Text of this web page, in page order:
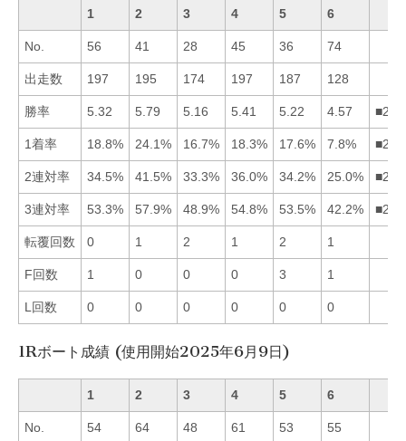
1 2 3 4 5 6
No. 56 41 28 45 36 74
出走数 197 195 174 197 187 128
勝率 5.32 5.79 5.16 5.41 5.22 4.57
1着率 18.8% 24.1% 16.7% 18.3% 17.6% 7.8%
2連対率 34.5% 41.5% 33.3% 36.0% 34.2% 25.0%
3連対率 53.3% 57.9% 48.9% 54.8% 53.5% 42.2%
転覆回数 0 1 2 1 2 1
F回数 1 0 0 0 3 1
L回数 0 0 0 0 0 0
1Rボート成績 (使用開始2025年6月9日)
1 2 3 4 5 6
No. 54 64 48 61 53 55